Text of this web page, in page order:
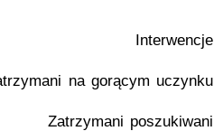
Interwencje
na gorącym uczynku
Zatrzymani poszukiwani